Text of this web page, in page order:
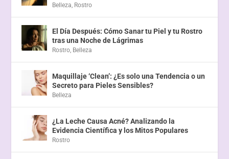
Belleza, Rostro
El Día Después: Cómo Sanar tu Piel y tu Rostro
tras una Noche de Lágrimas
Rostro, Belleza
Maquillaje ‘Clean’: ¿Es solo una Tendencia o un
Secreto para Pieles Sensibles?
Belleza
¿La Leche Causa Acné? Analizando la
Evidencia Científica y los Mitos Populares
Rostro